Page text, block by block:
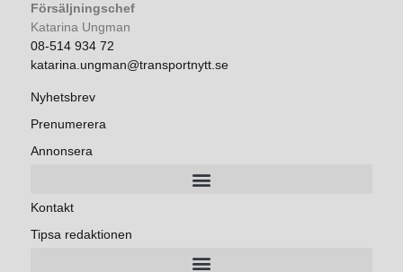
Försäljningschef
Katarina Ungman
08-514 934 72
katarina.ungman@transportnytt.se
Nyhetsbrev
Prenumerera
Annonsera
Kontakt
Tipsa redaktionen